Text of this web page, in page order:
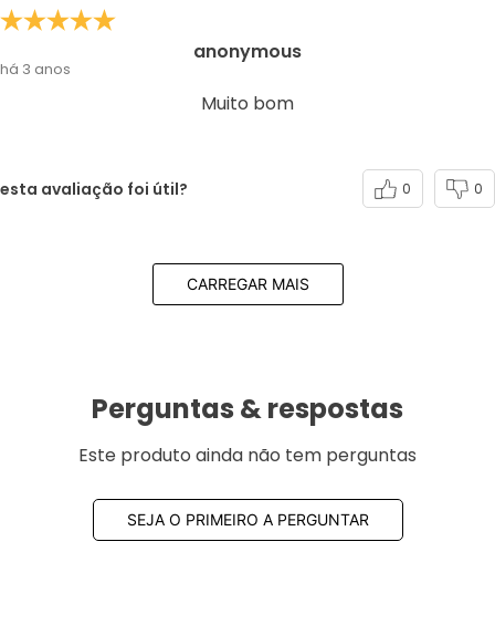
anonymous
há 3 anos
Muito bom
esta avaliação foi útil? 0 0
CARREGAR MAIS
Perguntas & respostas
Este produto ainda não tem perguntas
SEJA O PRIMEIRO A PERGUNTAR